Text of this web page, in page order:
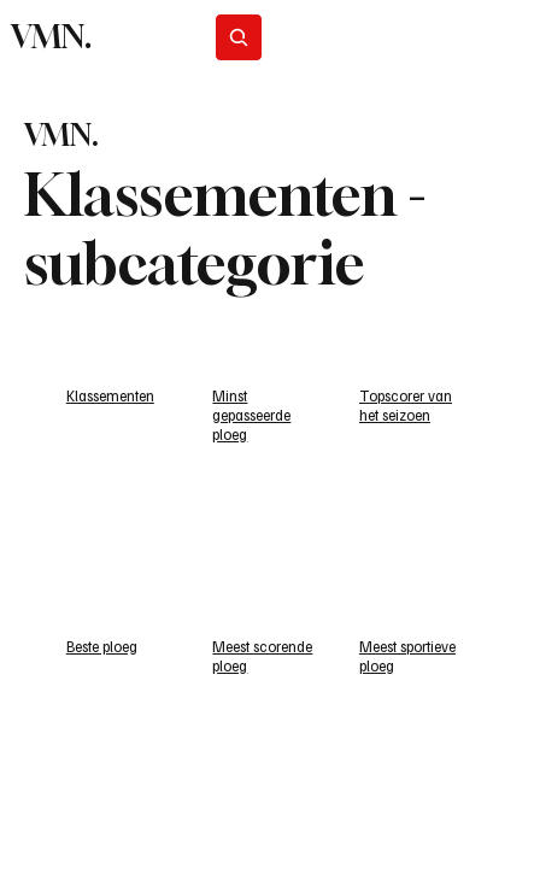
VMN.
Klassementen
Minst
gepasseerde
ploeg
Topscorer van
het seizoen
Beste ploeg
Meest scorende
ploeg
Meest sportieve
ploeg
Klassementen -
subcategorie
VMN.